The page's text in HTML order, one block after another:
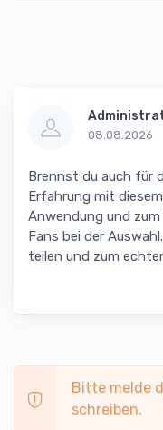
08.08.2026
Brennst du auch für
Erfahrung mit
Anwendung und
Fans bei der
teilen und zum
Bitte melde
schreiben.